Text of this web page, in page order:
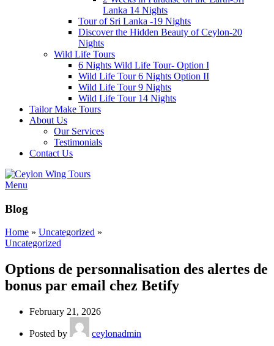
Lanka 14 Nights
Tour of Sri Lanka -19 Nights
Discover the Hidden Beauty of Ceylon-20
Nights
Wild Life Tours
6 Nights Wild Life Tour- Option I
Wild Life Tour 6 Nights Option II
Wild Life Tour 9 Nights
Wild Life Tour 14 Nights
Tailor Make Tours
About Us
Our Services
Testimonials
Contact Us
Menu
Blog
Home » Uncategorized »
Uncategorized
Options de personnalisation des alertes de
bonus par email chez Betify
February 21, 2026
Posted by ceylonadmin